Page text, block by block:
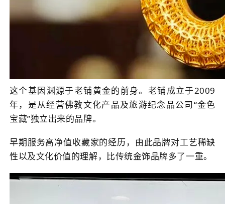
这个基因渊源于老铺黄金的前身。老铺成立于2009
年，是从经营佛教文化产品及旅游纪念品公司“金色
宝藏”独立出来的品牌。
早期服务高净值收藏家的经历，由此品牌对工艺稀缺
性以及文化价值的理解，比传统金饰品牌多了一重。